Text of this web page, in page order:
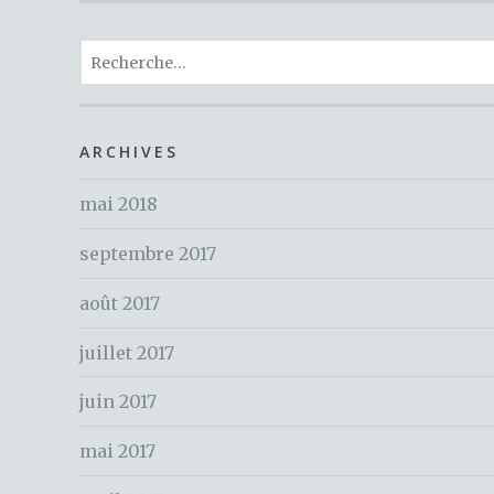
c
e
o
o
k
it
te
te
e
h
r
e
:
ARCHIVES
mai 2018
septembre 2017
août 2017
juillet 2017
juin 2017
mai 2017